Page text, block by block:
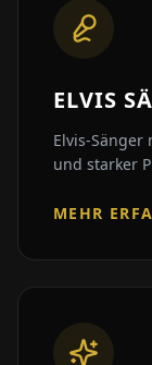
ELVIS
Elvis-Sänger
und starker
MEHR